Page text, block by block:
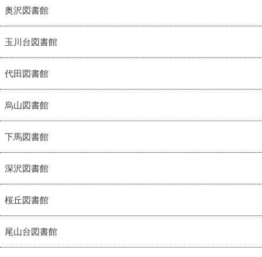
奥沢図書館
玉川台図書館
代田図書館
烏山図書館
下馬図書館
深沢図書館
桜丘図書館
尾山台図書館